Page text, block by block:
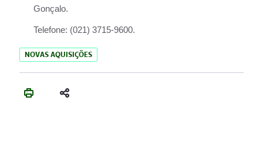
Gonçalo.
Telefone: (021) 3715-9600.
NOVAS AQUISIÇÕES